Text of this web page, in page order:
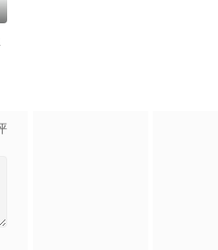
个名妓玉美，深得许多男人喜欢，但是